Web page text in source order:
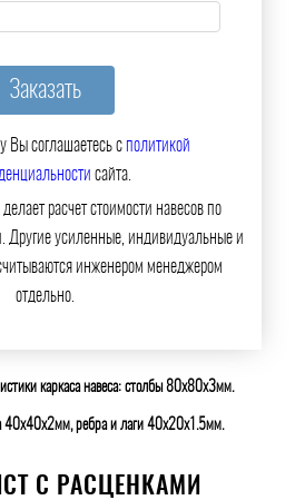
Вы соглашаетесь сполитикой
сайта.
расчет стоимости навесов по
Другие усиленные, индивидуальные и
инженером менеджером
отдельно.
каркаса навеса: столбы 80х80х3мм.
40х40х2мм, ребра и лаги 40х20х1.5мм.
С РАСЦЕНКАМИ